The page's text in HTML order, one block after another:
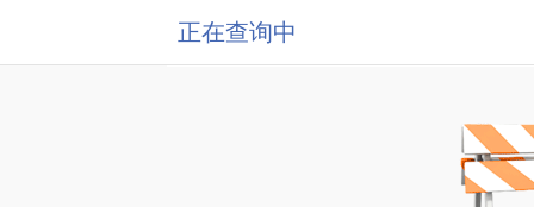
正在查询中